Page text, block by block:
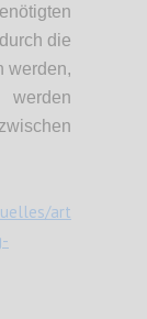
die
werden,
art